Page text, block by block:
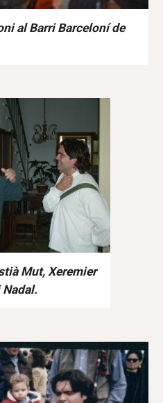
al Barri Barceloní de
Mut, Xeremier
Nadal.